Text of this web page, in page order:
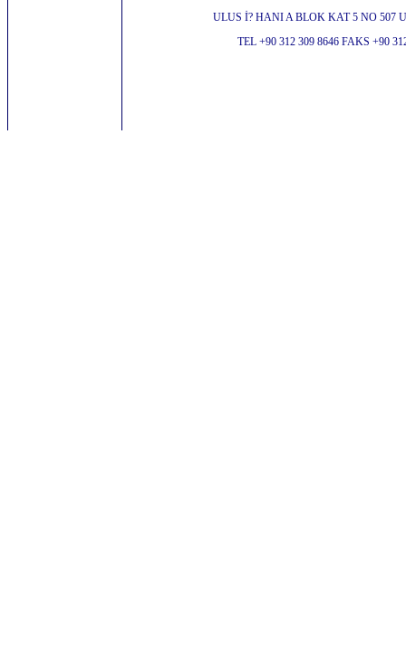
ULUS İ? HANI A BLOK KAT 5 NO 507
TEL +90 312 309 8646 FAKS +90